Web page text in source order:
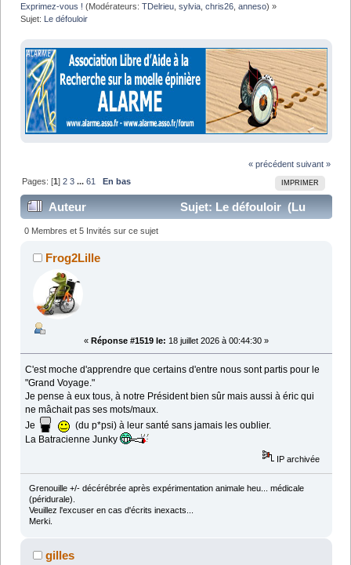
Exprimez-vous ! (Modérateurs:TDelrieu ,sylvia ,chris26 ,anneso) »
Sujet: Le défouloir
« précédent suivant »
IMPRIMER
Pages: [1]2 3 ...61 En bas
Auteur
Sujet: Le défouloir (Lu
1283615 fois)
0 Membres et 5 Invités sur ce sujet
Frog2Lille
« Réponse #1519 le: 18 juillet 2026 à 00:44:30 »
C'est moche d'apprendre que certains d'entre nous sont partis pour le
"Grand Voyage."
Je pense à eux tous, à notre Président bien sûr mais aussi à éric qui
ne mâchait pas ses mots/maux.
Je
(du p*psi) à leur santé sans jamais les oublier.
La Batracienne Junky
IP archivée
Grenouille +/- décérébrée après expérimentation animale heu... médicale
(péridurale).
Veuillez l'excuser en cas d'écrits inexacts...
Merki.
gilles